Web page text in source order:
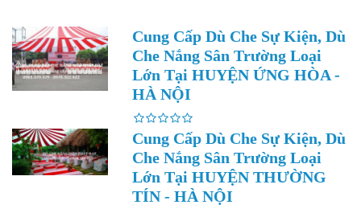
Cung Cấp Dù Che Sự Kiện, Dù
Che Nắng Sân Trường Loại
Lớn Tại HUYỆN ỨNG HÒA -
HÀ NỘI
Cung Cấp Dù Che Sự Kiện, Dù
Che Nắng Sân Trường Loại
Lớn Tại HUYỆN THƯỜNG
TÍN - HÀ NỘI